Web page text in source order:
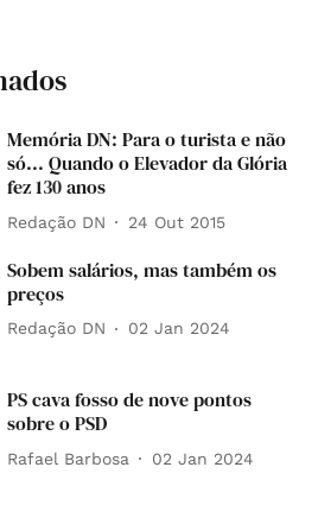
Memória DN: Para o turista e não
só... Quando o Elevador da Glória
fez 130 anos
Redação DN 24 Out 2015
Sobem salários, mas também os
preços
Redação DN 02 Jan 2024
PS cava fosso de nove pontos
sobre o PSD
Rafael Barbosa 02 Jan 2024